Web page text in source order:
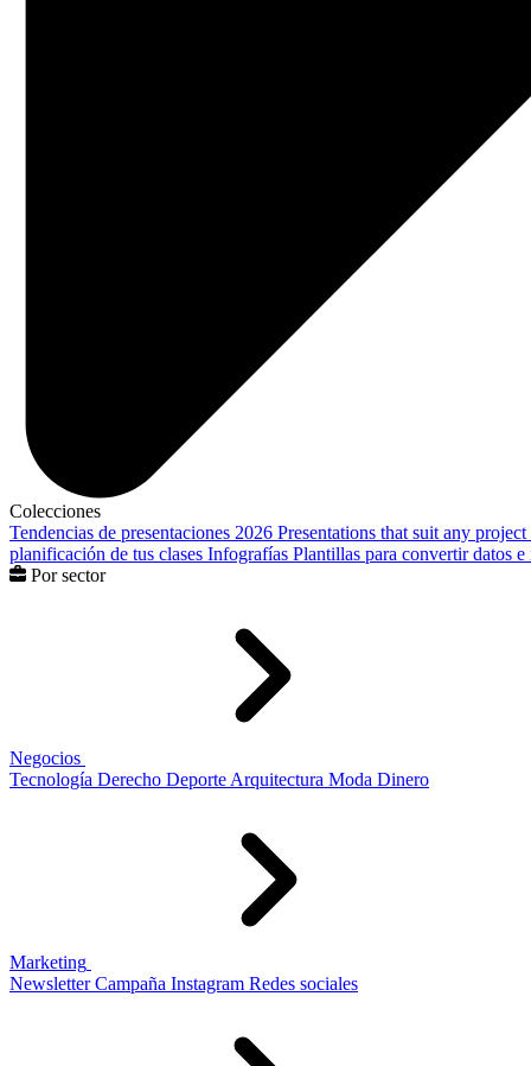
Colecciones
Tendencias de presentaciones 2026 Presentations that suit any project
planificación de tus clases Infografías Plantillas para convertir datos
Por sector
Negocios
Tecnología Derecho Deporte Arquitectura Moda Dinero
Marketing
Newsletter Campaña Instagram Redes sociales